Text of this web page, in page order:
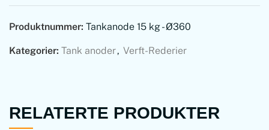
Produktnummer: Tankanode 15 kg - Ø360
Kategorier: Tank anoder, Verft-Rederier
RELATERTE PRODUKTER